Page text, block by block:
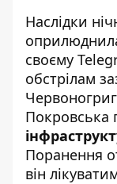
Наслідки
своєму
обстрілам
Покровська
Поранення
він